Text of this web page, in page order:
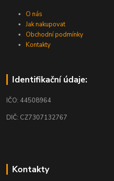
O nás
Jak nakupovat
Obchodní podmínky
Kontakty
Identifikační údaje:
IČO: 44508964
DIČ: CZ7307132767
Kontakty